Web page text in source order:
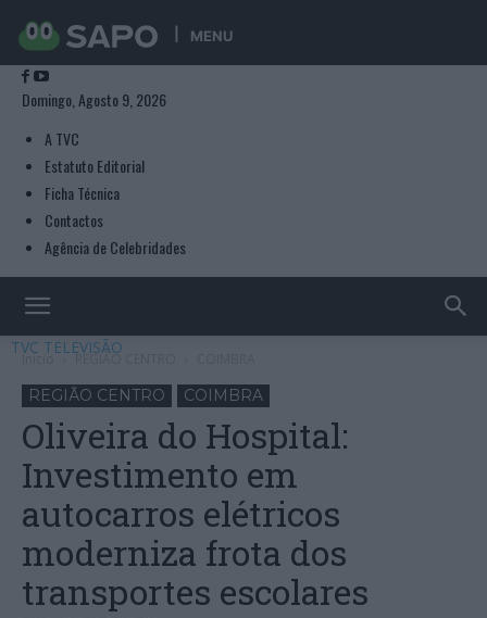
MENU
Domingo, Agosto 9, 2026
A TVC
Estatuto Editorial
Ficha Técnica
Contactos
Agência de Celebridades
TVC TELEVISÃO
Início REGIÃO CENTRO
REGIÃO CENTRO COIMBRA
Oliveira do Hospital:
Investimento em
autocarros elétricos
moderniza frota dos
transportes escolares